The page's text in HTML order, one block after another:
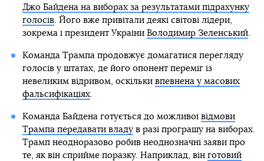
Джо Байдена на виборах за результатами підрахунку
голосів. Його вже привітали деякі світові лідери,
зокрема і президент України Володимир Зеленський.
Команда Трампа продовжує домагатися перегляду
голосів у штатах, де його опонент переміг із
невеликим відривом, оскільки впевнена у масових
фальсифікаціях.
Команда Байдена готується до можливої відмови
Трампа передавати владув разі програшу на виборах.
Трамп неодноразово робив неоднозначні заяви про
те, як він сприйме поразку. Наприклад, він готовий